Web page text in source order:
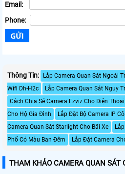
Email:
Phone:
Thông Tin: Lắp Camera Quan Sát Ngoài
Wifi Dh-H2c
Lắp Camera Quan Sát Nguy
Cách Chia Sẻ Camera Ezviz Cho Điện
Cho Hộ Gia Đình
Lắp Đặt Bộ Camera IP
Camera Quan Sát Starlight Cho Bãi Xe
Phố Có Màu Ban Đêm
Lắp Đặt Camera
THAM KHẢO CAMERA QUAN SÁT